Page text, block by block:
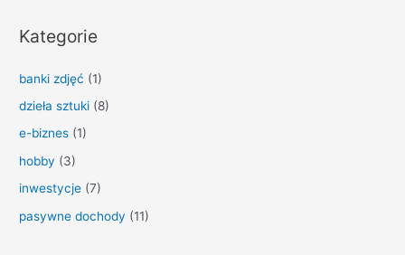
Kategorie
banki zdjęć (1)
dzieła sztuki (8)
e-biznes (1)
hobby (3)
inwestycje (7)
pasywne dochody (11)